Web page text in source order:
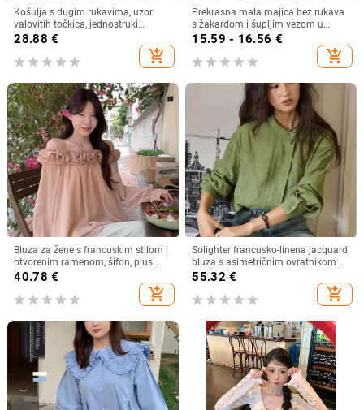
Košulja s dugim rukavima, uzor
valovitih točkica, jednostruki
zatvarač, poliester 90–95%
28.88 €
add_shopping_cart
Prekrasna mala majica bez rukava
s žakardom i šupljim vezom u
francuskom stilu, ljetna nova široka,
15.59 - 16.56 €
add_shopping_cart
Bluza za žene s francuskim stilom i
otvorenim ramenom, šifon, plus
veličina, dugi rukav
40.78 €
add_shopping_cart
Solighter francusko-linena jacquard
bluza s asimetričnim ovratnikom za
žene, dugi rukavi, proljeće 2026
55.32 €
add_shopping_cart